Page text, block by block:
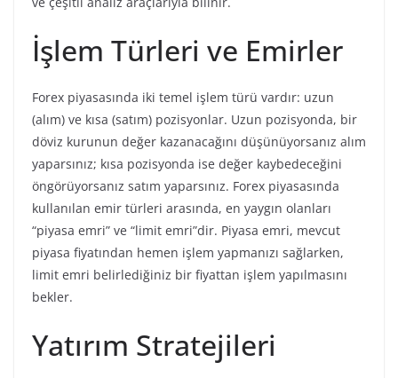
İşlem Türleri ve Emirler
Forex piyasasında iki temel işlem türü vardır: uzun
(alım) ve kısa (satım) pozisyonlar. Uzun pozisyonda, bir
döviz kurunun değer kazanacağını düşünüyorsanız alım
yaparsınız; kısa pozisyonda ise değer kaybedeceğini
öngörüyorsanız satım yaparsınız. Forex piyasasında
kullanılan emir türleri arasında, en yaygın olanları
“piyasa emri” ve “limit emri”dir. Piyasa emri, mevcut
piyasa fiyatından hemen işlem yapmanızı sağlarken,
limit emri belirlediğiniz bir fiyattan işlem yapılmasını
bekler.
Yatırım Stratejileri